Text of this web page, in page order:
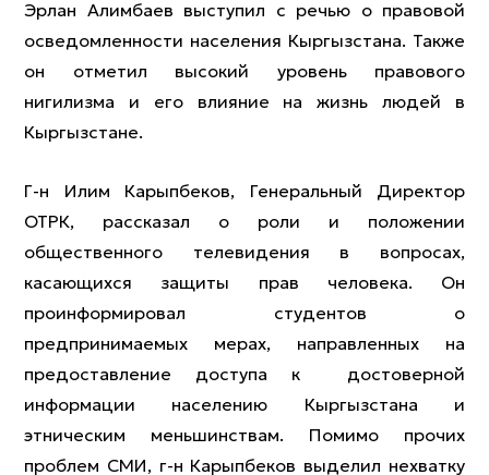
Эрлан Алимбаев выступил с речью о правовой
осведомленности населения Кыргызстана. Также
он отметил высокий уровень правового
нигилизма и его влияние на жизнь людей в
Кыргызстане.
Г-н Илим Карыпбеков, Генеральный Директор
ОТРК, рассказал о роли и положении
общественного телевидения в вопросах,
касающихся защиты прав человека. Он
проинформировал студентов о
предпринимаемых мерах, направленных на
предоставление доступа к достоверной
информации населению Кыргызстана и
этническим меньшинствам. Помимо прочих
проблем СМИ, г-н Карыпбеков выделил нехватку